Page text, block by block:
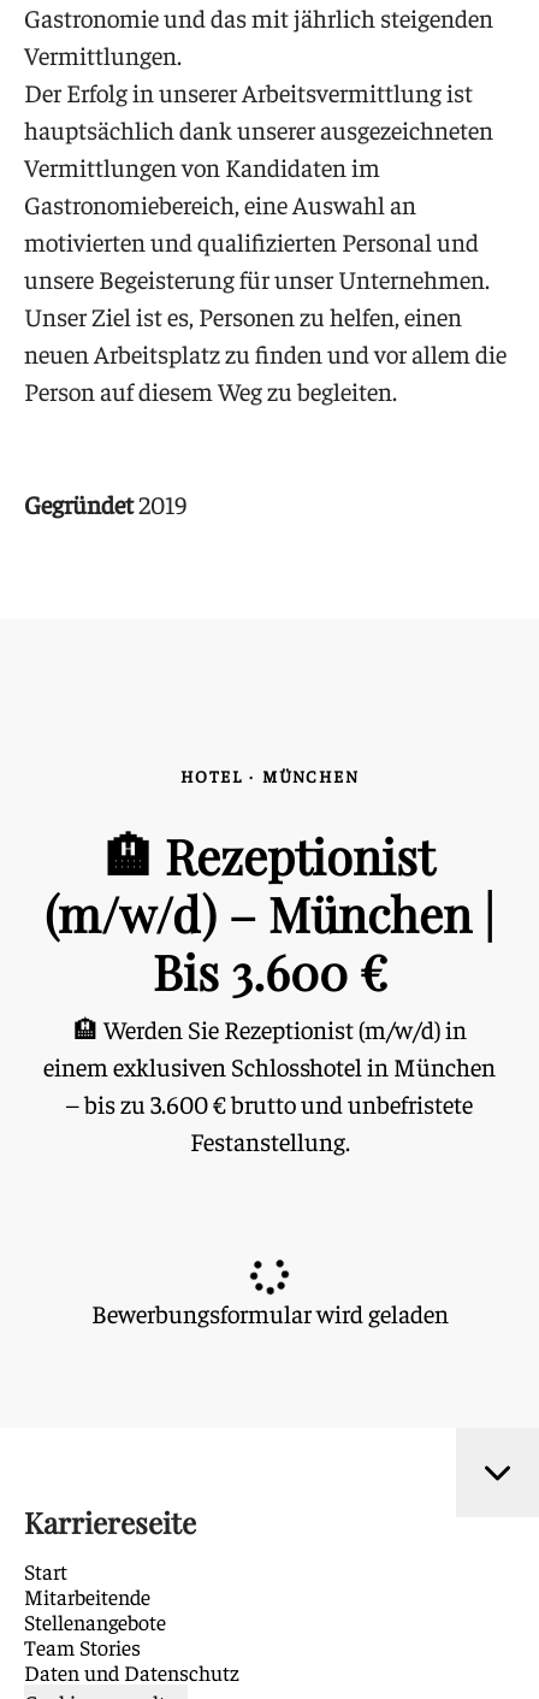
Gastronomie und das mit jährlich steigenden
Vermittlungen.
Der Erfolg in unserer Arbeitsvermittlung ist
hauptsächlich dank unserer ausgezeichneten
Vermittlungen von Kandidaten im
Gastronomiebereich, eine Auswahl an
motivierten und qualifizierten Personal und
unsere Begeisterung für unser Unternehmen.
Unser Ziel ist es, Personen zu helfen, einen
neuen Arbeitsplatz zu finden und vor allem die
Person auf diesem Weg zu begleiten.
Gegründet2019
HOTEL · MÜNCHEN
🏨 Rezeptionist
(m/w/d) – München |
Bis 3.600 €
🏨 Werden Sie Rezeptionist (m/w/d) in
einem exklusiven Schlosshotel in München
– bis zu 3.600 € brutto und unbefristete
Festanstellung.
Bewerbungsformular wird geladen
Karriereseite
Start
Mitarbeitende
Stellenangebote
Team Stories
Daten und Datenschutz